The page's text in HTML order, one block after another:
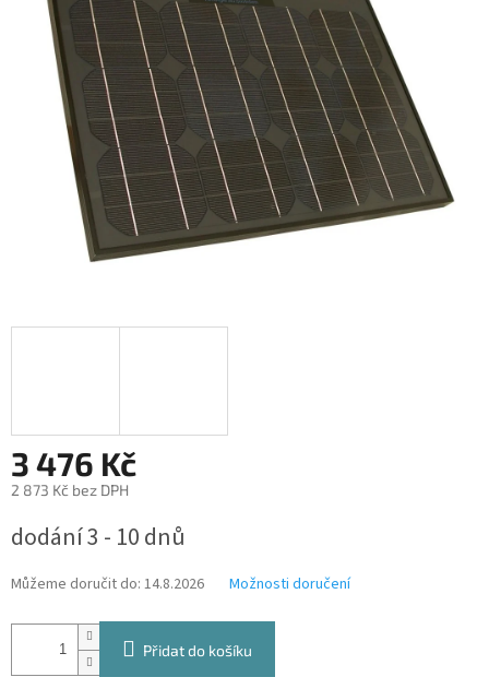
hvězdiček.
3 476 Kč
2 873 Kč bez DPH
cena:
dodání 3 - 10 dnů
Můžeme doručit do: 14.8.2026 Možnosti doručení
Přidat do košíku